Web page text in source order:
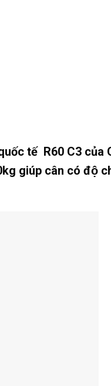
tế R60 C3 của
giúp cân có độ